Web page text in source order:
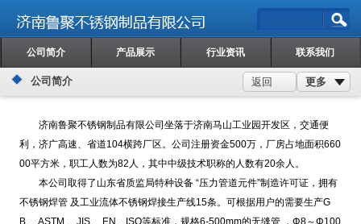
公司简介 产品展示 行业资讯 联系我们
公司简介 更多
返回
济南鲁聚不锈钢制品有限公司坐落于济南马山工业园开发区，交通便
利，济广高速、省道104横跨厂区。公司注册资金500万，厂房占地面积660
00平方米，职工人数为82人，其中中级技术职称的人数有20余人。
本公司取得了山东省质监局特种设备 “压力管道元件”制造许可证，拥有
不锈钢焊管 及工业流体不锈钢焊接生产线15条。可根据用户的需要生产G
B、 ASTM 、JIS、 EN、ISO等标准，规格6-500mm的无缝管 ，Φ8～Φ100